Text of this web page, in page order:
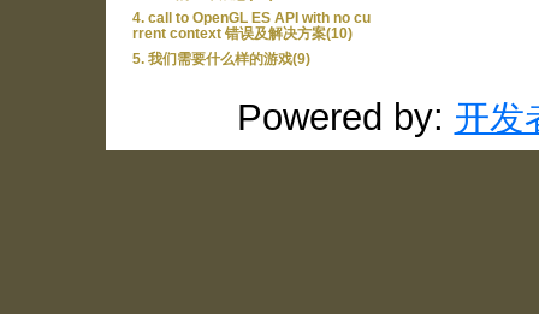
4. call to OpenGL ES API with no cu
rrent context 错误及解决方案(10)
5. 我们需要什么样的游戏(9)
Powered by: 开发